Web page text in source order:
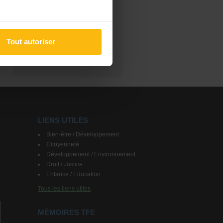
Tout autoriser
FILTRES
Les messages sans réponse
Recherche avancée
LIENS UTILES
Bien-être / Développement
Citoyenneté
Développement / Environnement
Droit / Justice
Enfance / Education
Tous les liens utiles
MÉMOIRES TFE